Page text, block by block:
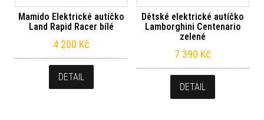
Mamido Elektrické autíčko
Land Rapid Racer bílé
4 200 Kč
DETAIL
Dětské elektrické autíčko
Lamborghini Centenario
zelené
7 390 Kč
DETAIL